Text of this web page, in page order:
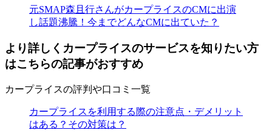
元SMAP森且行さんがカープライスのCMに出演
し話題沸騰！今までどんなCMに出ていた？
より詳しくカープライスのサービスを知りたい方
はこちらの記事がおすすめ
カープライスの評判や口コミ一覧
カープライスを利用する際の注意点・デメリット
はある？その対策は？